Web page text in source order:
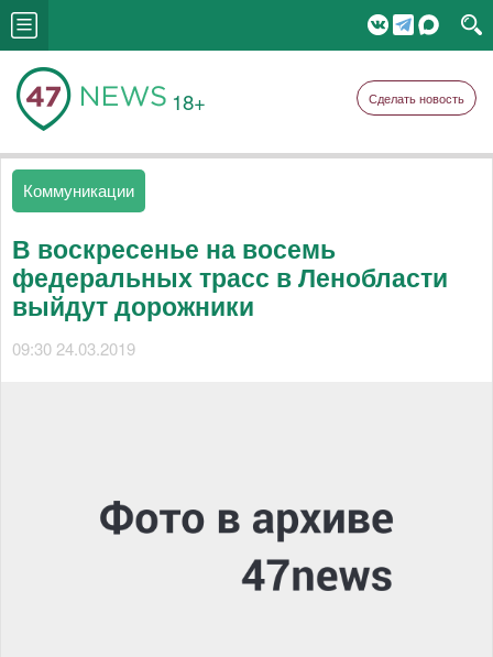
18+ Сделать новость
Коммуникации
В воскресенье на восемь
федеральных трасс в Ленобласти
выйдут дорожники
09:30 24.03.2019